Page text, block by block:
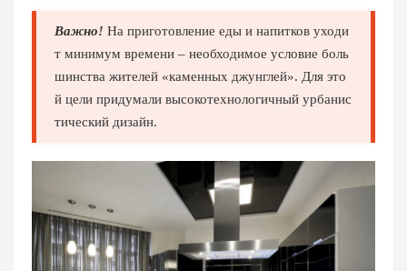
Важно! На приготовление еды и напитков уходи
т минимум времени – необходимое условие боль
шинства жителей «каменных джунглей». Для это
й цели придумали высокотехнологичный урбанис
тический дизайн.